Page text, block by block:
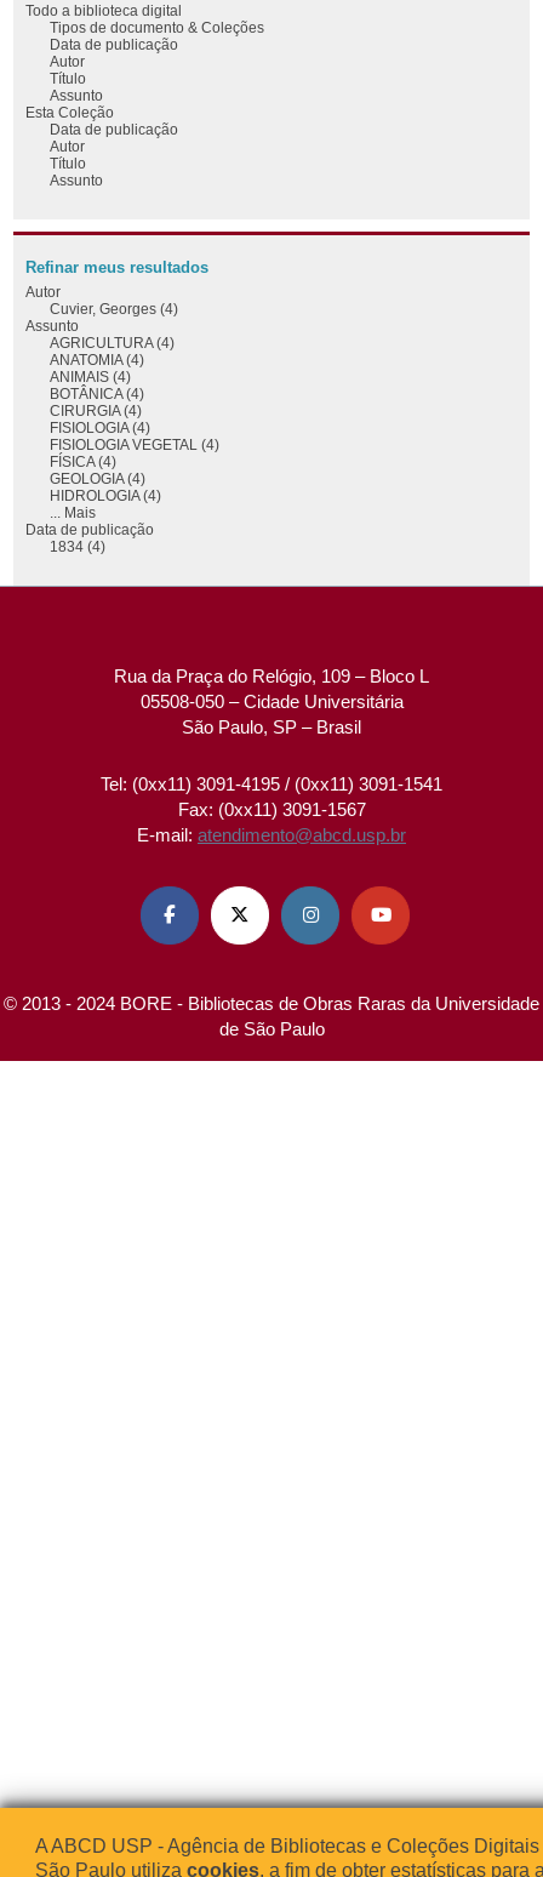
Todo a biblioteca digital
Tipos de documento & Coleções
Data de publicação
Autor
Título
Assunto
Esta Coleção
Data de publicação
Autor
Título
Assunto
Refinar meus resultados
Autor
Cuvier, Georges (4)
Assunto
AGRICULTURA (4)
ANATOMIA (4)
ANIMAIS (4)
BOTÂNICA (4)
CIRURGIA (4)
FISIOLOGIA (4)
FISIOLOGIA VEGETAL (4)
FÍSICA (4)
GEOLOGIA (4)
HIDROLOGIA (4)
... Mais
Data de publicação
1834 (4)
Rua da Praça do Relógio, 109 – Bloco L
05508-050 – Cidade Universitária
São Paulo, SP – Brasil
Tel: (0xx11) 3091-4195 / (0xx11) 3091-1541
Fax: (0xx11) 3091-1567
E-mail: atendimento@abcd.usp.br
   
© 2013 - 2024 BORE - Bibliotecas de Obras Raras da Universidade
de São Paulo
A ABCD USP - Agência de Bibliotecas e Coleções
São Paulo utiliza cookies, a fim de obter estatísticas para